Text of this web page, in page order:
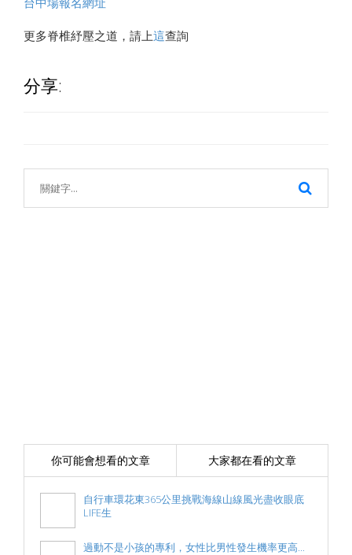
更多脊椎紓壓之道，請上這查詢
分享:
你可能會想看的文章 大家都在看的文章
自行車環花東365公里挑戰海線山線風光盡收眼底
LIFE生
過動不是小孩的專利，女性比男性發生機率更高...